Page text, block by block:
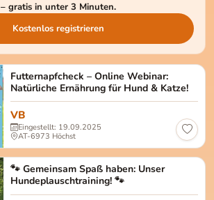
– gratis in unter 3 Minuten.
Kostenlos registrieren
Futternapfcheck – Online Webinar:
Natürliche Ernährung für Hund & Katze!
VB
Eingestellt: 19.09.2025
AT-6973 Höchst
🐾 Gemeinsam Spaß haben: Unser
Hundeplauschtraining! 🐾